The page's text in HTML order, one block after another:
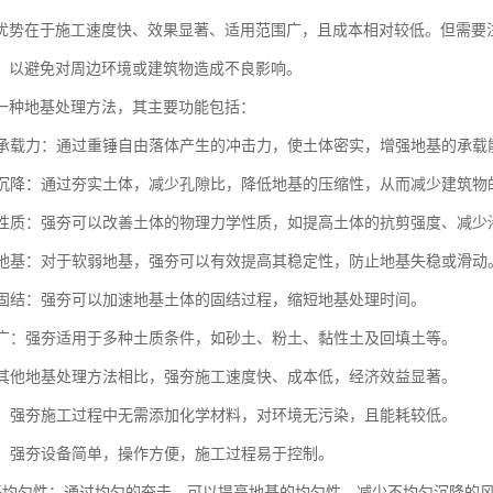
势在于施工速度快、效果显著、适用范围广，且成本相对较低。但需
以避免对周边环境或建筑物造成不良影响。
种地基处理方法，其主要功能包括：
载力：通过重锤自由落体产生的冲击力，使土体密实，增强地基的承载
降：通过夯实土体，减少孔隙比，降低地基的压缩性，从而减少建筑物
质：强夯可以改善土体的物理力学性质，如提高土体的抗剪强度、减少
基：对于软弱地基，强夯可以有效提高其稳定性，防止地基失稳或滑动
结：强夯可以加速地基土体的固结过程，缩短地基处理时间。
：强夯适用于多种土质条件，如砂土、粉土、黏性土及回填土等。
他地基处理方法相比，强夯施工速度快、成本低，经济效益显著。
强夯施工过程中无需添加化学材料，对环境无污染，且能耗较低。
强夯设备简单，操作方便，施工过程易于控制。